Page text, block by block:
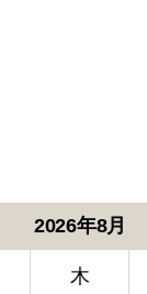
2026年8月
木